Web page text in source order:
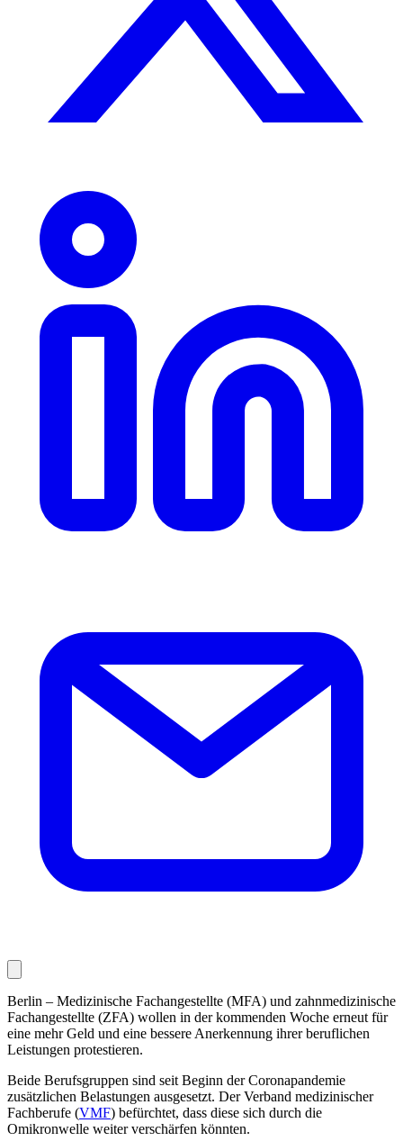
Berlin – Medizinische Fachangestellte (MFA) und zahnmedizinische
Fachangestellte (ZFA) wollen in der kommenden Woche erneut für
eine mehr Geld und eine bessere Anerkennung ihrer beruflichen
Leis­tungen protestieren.
Beide Berufsgruppen sind seit Beginn der Coronapandemie
zusätzlichen Belas­tungen ausgesetzt. Der Verband medizinischer
Fachberufe (VMF) befürchtet, dass diese sich durch die
Omikronwelle weiter ver­schärfen könnten.